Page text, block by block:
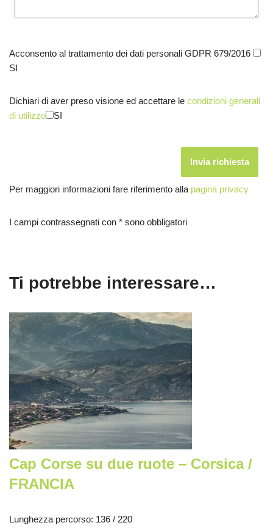
Acconsento al trattamento dei dati personali GDPR 679/2016
SI
Dichiari di aver preso visione ed accettare le condizioni generali
di utilizzo
SI
Per maggiori informazioni fare riferimento alla pagina privacy
I campi contrassegnati con * sono obbligatori
Ti potrebbe interessare…
Cap Corse su due ruote – Corsica /
FRANCIA
Lunghezza percorso: 136 / 220